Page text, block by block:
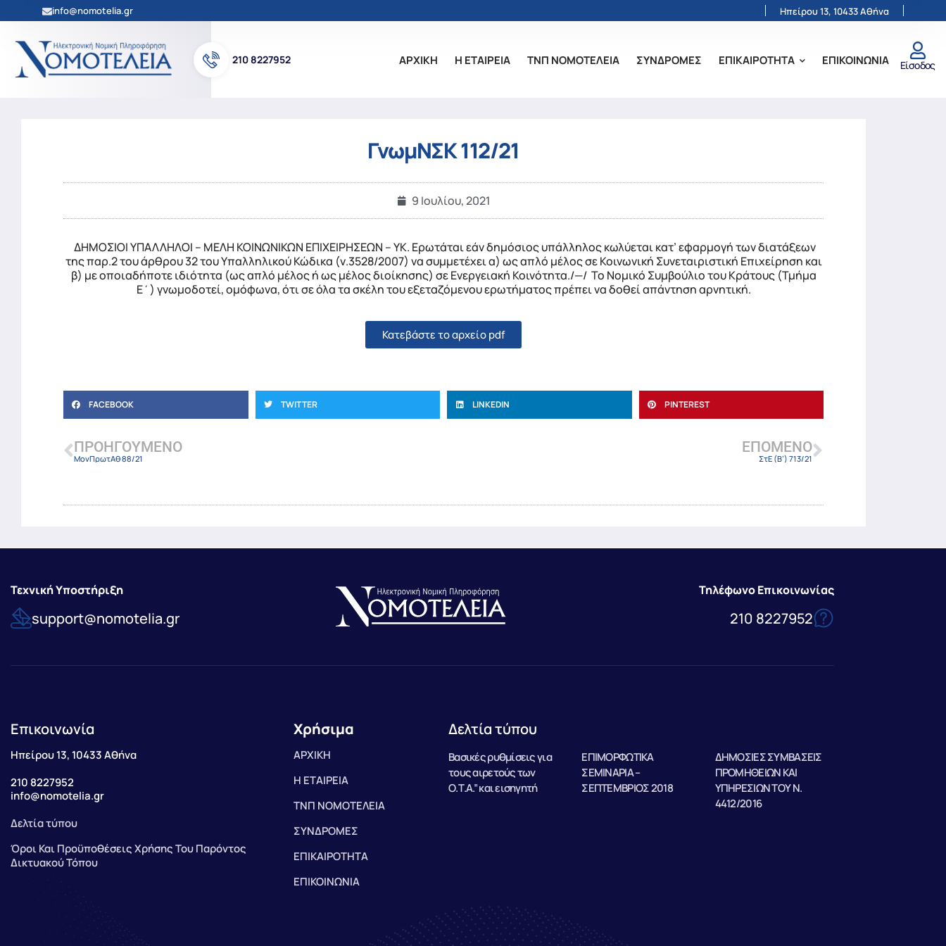
info@nomotelia.gr Ηπείρου 13, 10433 Αθήνα
210 8227952 ΑΡΧΙΚΗ Η ΕΤΑΙΡΕΙΑ ΤΝΠ ΝΟΜΟΤΕΛΕΙΑ ΣΥΝΔΡΟΜΕΣ ΕΠΙΚΑΙΡΟΤΗΤΑ ΕΠΙΚΟΙΝΩΝΙΑ Είσοδος
ΓνωμΝΣΚ 112/21
9 Ιουλίου, 2021
ΔΗΜΟΣΙΟΙ ΥΠΑΛΛΗΛΟΙ – ΜΕΛΗ ΚΟΙΝΩΝΙΚΩΝ ΕΠΙΧΕΙΡΗΣΕΩΝ – ΥΚ. Ερωτάται εάν δημόσιος υπάλληλος κωλύεται κατ’ εφαρμογή των διατάξεων
της παρ.2 του άρθρου 32 του Υπαλληλικού Κώδικα (ν.3528/2007) να συμμετέχει α) ως απλό μέλος σε Κοινωνική Συνεταιριστική Επιχείρηση και
β) με οποιαδήποτε ιδιότητα (ως απλό μέλος ή ως μέλος διοίκησης) σε Ενεργειακή Κοινότητα./—/ Το Νομικό Συμβούλιο του Κράτους (Τμήμα
Ε΄) γνωμοδοτεί, ομόφωνα, ότι σε όλα τα σκέλη του εξεταζόμενου ερωτήματος πρέπει να δοθεί απάντηση αρνητική.
Κατεβάστε το αρχείο pdf
FACEBOOK TWITTER LINKEDIN PINTEREST
ΠΡΟΗΓΟΎΜΕΝΟ
ΜονΠρωτΑθ 88/21
ΕΠΌΜΕΝΟ
ΣτΕ (Β’) 713/21
Τεχνική Υποστήριξη
support@nomotelia.gr
Τηλέφωνο Επικοινωνίας
210 8227952
Επικοινωνία
Ηπείρου 13, 10433 Αθήνα
210 8227952
info@nomotelia.gr
Δελτία τύπου
Όροι Και Προϋποθέσεις Χρήσης Του Παρόντος
Δικτυακού Τόπου
Χρήσιμα
ΑΡΧΙΚΗ
Η ΕΤΑΙΡΕΙΑ
ΤΝΠ ΝΟΜΟΤΕΛΕΙΑ
ΣΥΝΔΡΟΜΕΣ
ΕΠΙΚΑΙΡΟΤΗΤΑ
ΕΠΙΚΟΙΝΩΝΙΑ
Δελτία τύπου
Βασικές ρυθμίσεις για
τους αιρετούς των
Ο.Τ.Α.” και εισηγητή
ΕΠΙΜΟΡΦΩΤΙΚΑ
ΣΕΜΙΝΑΡΙΑ –
ΣΕΠΤΕΜΒΡΙΟΣ 2018
ΔΗΜΟΣΙΕΣ ΣΥΜΒΑΣΕΙΣ
ΠΡΟΜΗΘΕΙΩΝ ΚΑΙ
ΥΠΗΡΕΣΙΩΝ ΤΟΥ Ν.
4412/2016